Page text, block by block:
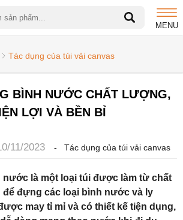
MENU
Tác dụng của túi vải canvas
BÌNH NƯỚC CHẤT LƯỢNG,
LỢI VÀ BỀN BỈ
11/2023 - Tác dụng của túi vải canvas
là một loại túi được làm từ chất
để đựng các loại bình nước và ly
may tỉ mỉ và có thiết kế tiện dụng,